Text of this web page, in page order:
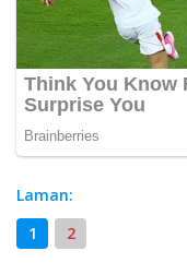
Laman:
1
2